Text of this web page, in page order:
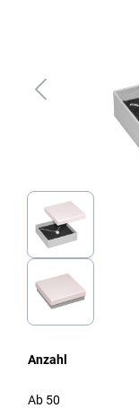
Anzahl
Ab 50